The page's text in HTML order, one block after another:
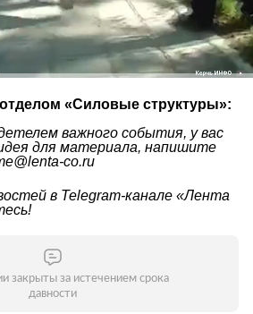
«Силовые структуры»:
важного события, у вас
для материала, напишите
co.ru
в Telegram-канале «Лента
закрыты за истечением срока
давности